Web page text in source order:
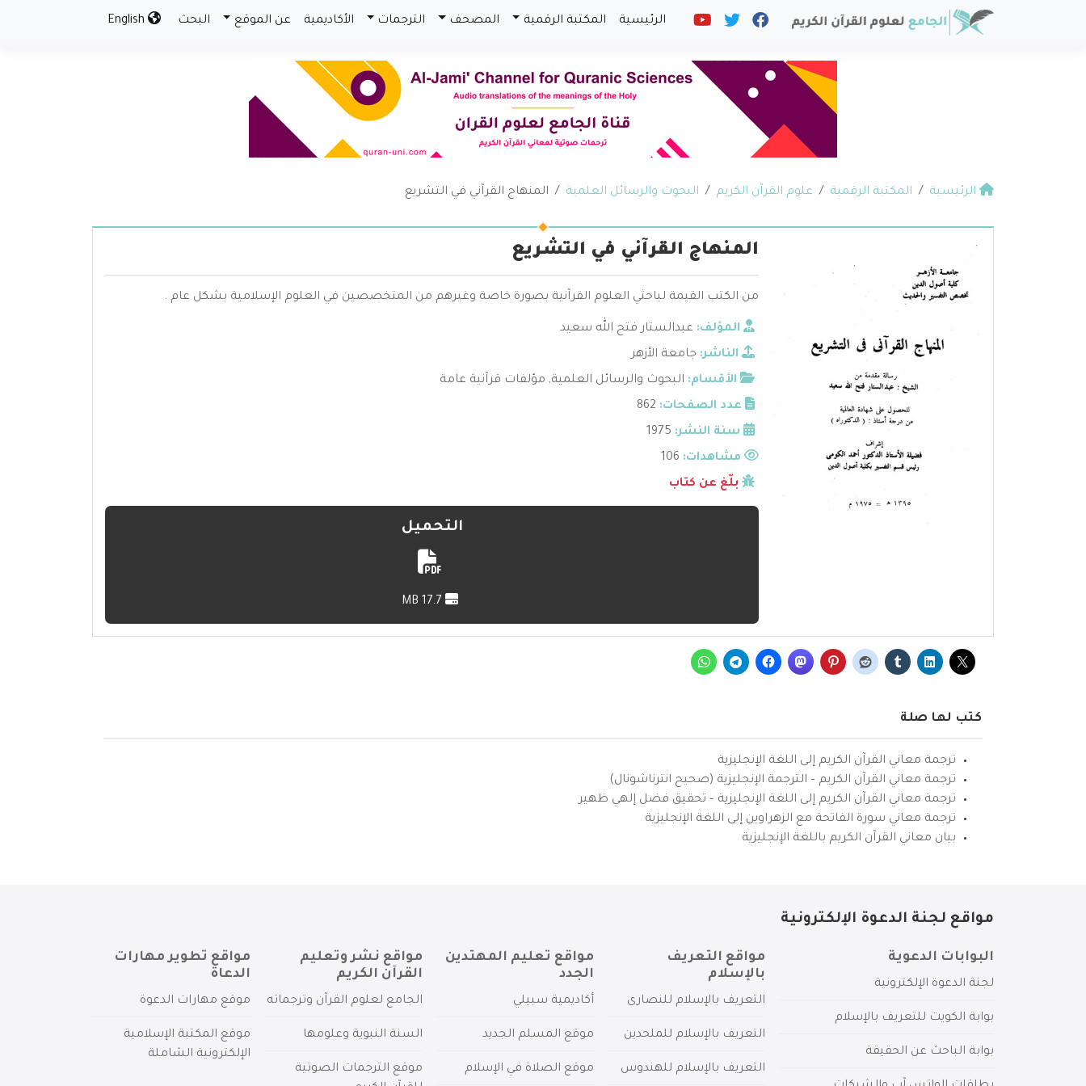
الرئيسية المكتبة الرقمية المصحف الترجمات الأكاديمية عن الموقع البحث
الرئيسية المكتبة الرقمية علوم القرآن الكريم البحوث والرسائل العلمية المنهاج القرآني في التشريع
المنهاج القرآني في التشريع
من الكتب القيمة لباحثي العلوم القرآنية بصورة خاصة وغيرهم من المتخصصين في العلوم الإسلامية بشكل عام .
المؤلف: عبدالستار فتح الله سعيد
الناشر: جامعة الأزهر
الأقسام: البحوث والرسائل العلمية, مؤلفات قرآنية عامة
عدد الصفحات: 862
سنة النشر: 1975
مشاهدات:
بلّغ عن كتاب
التحميل
كتب لها صلة
ترجمة معاني القرآن الكريم إلى اللغة الإنجليزية
ترجمة معاني القرآن الكريم – الترجمة الإنجليزية (صحيح انترناشونال)
ترجمة معاني القرآن الكريم إلى اللغة الإنجليزية – تحقيق فضل إلهي ظهير
ترجمة معاني سورة الفاتحة مع الزهراوين إلى اللغة الإنجليزية
بيان معاني القرآن الكريم باللغة الإنجليزية
مواقع لجنة الدعوة الإلكترونية
البوابات الدعوية
لجنة الدعوة الإلكترونية
بوابة الكويت للتعريف بالإسلام
بوابة الباحث عن الحقيقة
مواقع التعريف
بالإسلام
التعريف بالإسلام للنصارى
التعريف بالإسلام للملحدين
التعريف بالإسلام للهندوس
مواقع تعليم المهتدين
الجدد
أكاديمية سبيلي
موقع المسلم الجديد
موقع الصلاة في الإسلام
مواقع نشر وتعليم
القرآن الكريم
الجامع لعلوم القرآن وترجماته
السنة النبوية وعلومها
موقع الترجمات الصوتية
مواقع تطوير مهارات
الدعاة
موقع مهارات الدعوة
موقع المكتبة الإسلامية
الإلكترونية الشاملة